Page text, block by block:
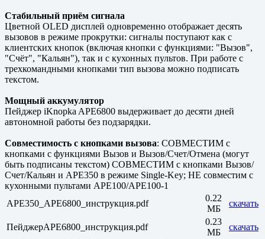
Стабильный приём сигнала
Цветной OLED дисплей одновременно отображает десять
вызовов в режиме прокрутки: сигналы поступают как с
клиентских кнопок (включая кнопки с функциями: "Вызов",
"Счёт", "Кальян"), так и с кухонных пультов. При работе с
трехкомандными кнопками тип вызова можно подписать
текстом.
Мощный аккумулятор
Пейджер iKnopka APE6800 выдерживает до десяти дней
автономной работы без подзарядки.
Совместимость с кнопками вызова: СОВМЕСТИМ с
кнопками с функциями Вызов и Вызов/Счет/Отмена (могут
быть подписаны текстом) СОВМЕСТИМ с кнопками Вызов/
Счет/Кальян и APE350 в режиме Single-Key; НЕ совместим с
кухонными пультами APE100/APE100-1
APE350_APE6800_инструкция.pdf
0.22
МБ
скачать
ПейджерAPE6800_инструкция.pdf
0.23
МБ
скачать